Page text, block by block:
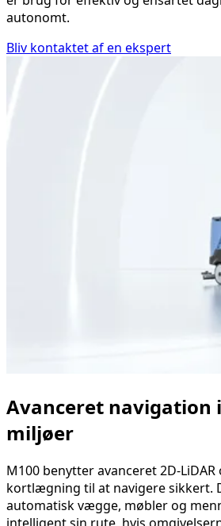
autonomt.
Bliv kontaktet af en ekspert
Avanceret navigation
miljøer
M100 benytter avanceret 2D-LiDAR
kortlægning til at navigere sikkert.
automatisk vægge, møbler og